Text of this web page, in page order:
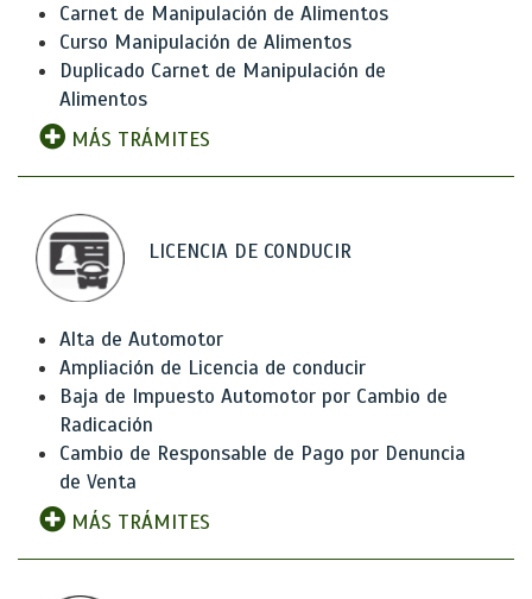
Carnet de Manipulación de Alimentos
Curso Manipulación de Alimentos
Duplicado Carnet de Manipulación de
Alimentos
MÁS TRÁMITES
LICENCIA DE CONDUCIR
Alta de Automotor
Ampliación de Licencia de conducir
Baja de Impuesto Automotor por Cambio de
Radicación
Cambio de Responsable de Pago por Denuncia
de Venta
MÁS TRÁMITES